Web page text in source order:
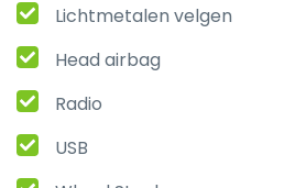
Lichtmetalen velgen
Head airbag
Radio
USB